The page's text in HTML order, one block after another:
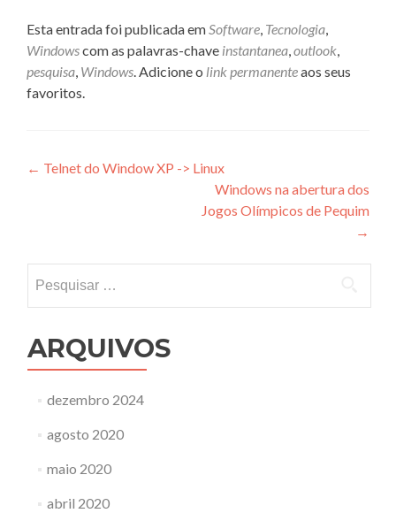
Esta entrada foi publicada emSoftware, Tecnologia,
Windowscom as palavras-chave instantanea,outlook,
pesquisa, Windows. Adicione o link permanenteaos seus
favoritos.
Navegação
← Telnet do Window XP -> Linux
Windows na abertura dos
Jogos Olímpicos de Pequim
→
por:
ARQUIVOS
dezembro 2024
agosto 2020
maio 2020
abril 2020